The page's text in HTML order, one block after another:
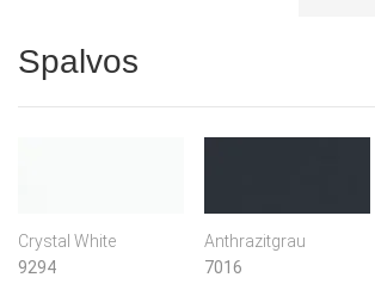
Spalvos
Crystal White
9294
Anthrazitgrau
7016